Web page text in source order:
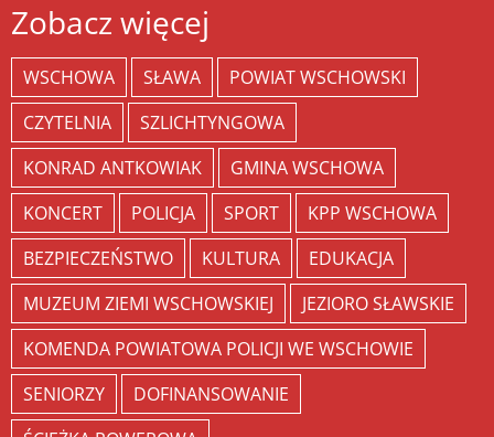
Zobacz więcej
WSCHOWA SŁAWA
POWIAT WSCHOWSKI
CZYTELNIA
SZLICHTYNGOWA
KONRAD ANTKOWIAK
GMINA WSCHOWA
KONCERT
POLICJA SPORT
KPP WSCHOWA
BEZPIECZEŃSTWO
KULTURA
EDUKACJA
MUZEUM ZIEMI WSCHOWSKIEJ
JEZIORO SŁAWSKIE
KOMENDA POWIATOWA POLICJI WE WSCHOWIE
SENIORZY
DOFINANSOWANIE